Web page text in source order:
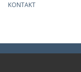
KONTAKT